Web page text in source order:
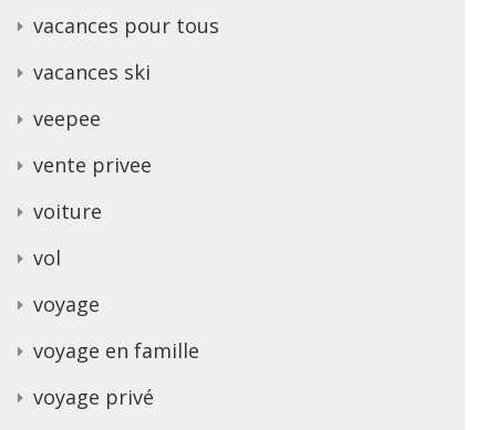
vacances pour tous
vacances ski
veepee
vente privee
voiture
vol
voyage
voyage en famille
voyage privé